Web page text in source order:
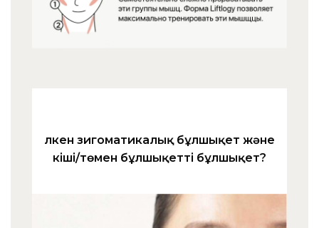
Үлкен зигоматикалық бұлшықет және
кіші/төмен бұлшықетті бұлшықет?